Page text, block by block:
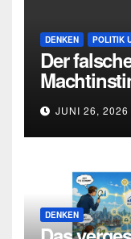
DENKEN POLITIK
Der
und die
Urteilskraft
JUNI 26, 2026
DENKEN